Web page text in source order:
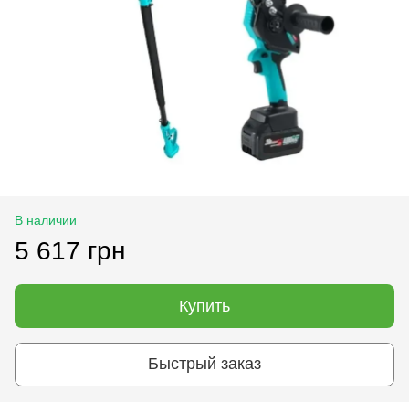
В наличии
5 617 грн
Купить
Быстрый заказ